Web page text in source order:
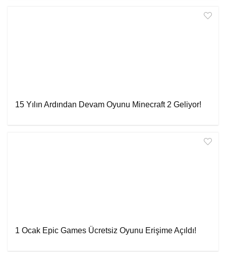
15 Yılın Ardından Devam Oyunu Minecraft 2 Geliyor!
1 Ocak Epic Games Ücretsiz Oyunu Erişime Açıldı!